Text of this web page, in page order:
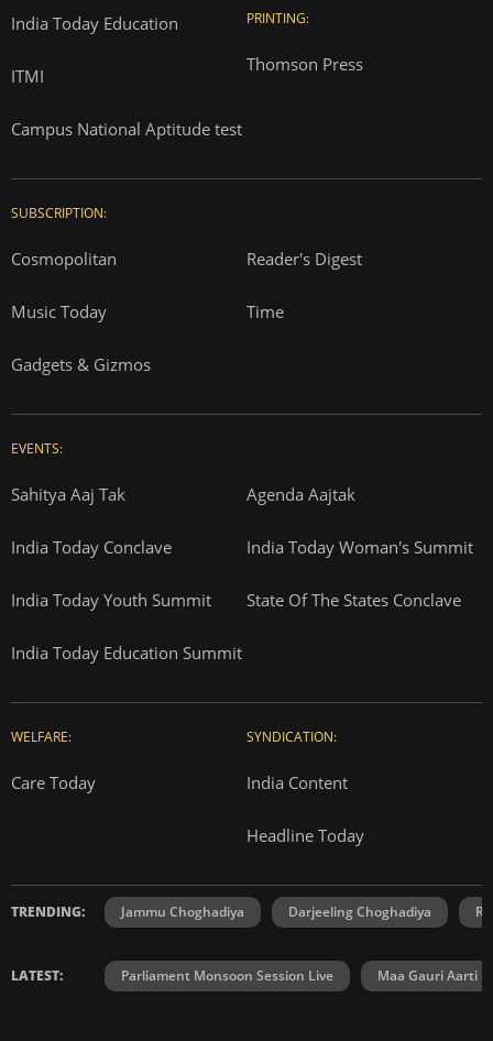
India Today Education
ITMI
Campus National Aptitude test
PRINTING:
Thomson Press
SUBSCRIPTION:
Cosmopolitan Reader's Digest
Music Today Time
Gadgets & Gizmos
EVENTS:
Sahitya Aaj Tak Agenda Aajtak
India Today Conclave India Today Woman's Summit
India Today Youth Summit State Of The States Conclave
India Today Education Summit
WELFARE:
Care Today
SYNDICATION:
India Content
Headline Today
TRENDING: Jammu Choghadiya Darjeeling Choghadiya
LATEST: Parliament Monsoon Session Live Maa Gauri Aarti